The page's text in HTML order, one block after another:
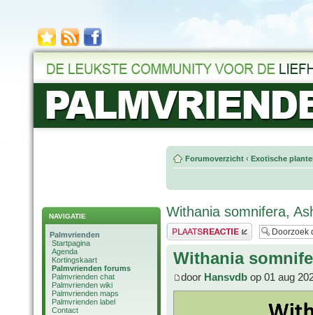
NAVIGATIE
Palmvrienden
Startpagina
Agenda
Kortingskaart
Palmvrienden forums
Palmvrienden chat
Palmvrienden wiki
Palmvrienden maps
Palmvrienden label
Contact
Forumoverzicht ‹ Exotische
Withania somnifera,
Plaats een reactie
Withania
door Hansvdb op 01 aug